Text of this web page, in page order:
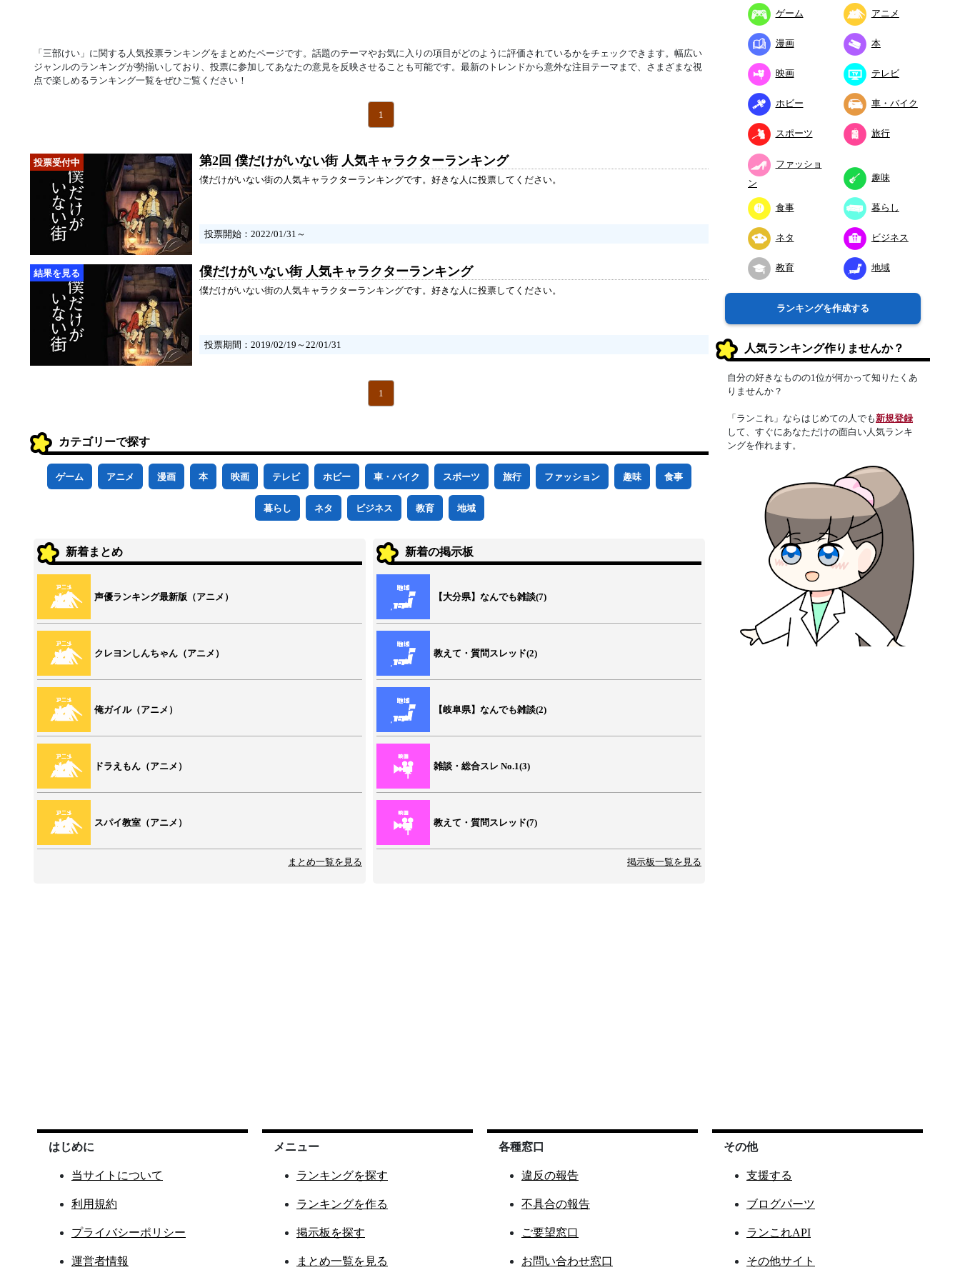
「三部けい」に関する人気投票ランキングをまとめたページです。話題のテーマやお気に入りの項目がどのように評価されているかをチェックできます。幅広い
ジャンルのランキングが勢揃いしており、投票に参加してあなたの意見を反映させることも可能です。最新のトレンドから意外な注目テーマまで、さまざまな視
点で楽しめるランキング一覧をぜひご覧ください！
1
第2回 僕だけがいない街 人気キャラクターランキング
僕だけがいない街の人気キャラクターランキングです。好きな人に投票してください。
投票開始：2022/01/31～
僕だけがいない街 人気キャラクターランキング
僕だけがいない街の人気キャラクターランキングです。好きな人に投票してください。
投票期間：2019/02/19～22/01/31
1
カテゴリーで探す
ゲーム アニメ 漫画 本 映画 テレビ ホビー 車・バイク スポーツ 旅行 ファッション 趣味 食事
暮らし ネタ ビジネス 教育 地域
新着まとめ
声優ランキング最新版（アニメ）
クレヨンしんちゃん（アニメ）
俺ガイル（アニメ）
ドラえもん（アニメ）
スパイ教室（アニメ）
まとめ一覧を見る
新着の掲示板
【大分県】なんでも雑談(7)
教えて・質問スレッド(2)
【岐阜県】なんでも雑談(2)
雑談・総合スレ No.1(3)
教えて・質問スレッド(7)
掲示板一覧を見る
ゲーム アニメ
漫画 本
映画 テレビ
ホビー 車・バイク
スポーツ 旅行
ファッショ
ン
趣味
食事 暮らし
ネタ ビジネス
教育 地域
ランキングを作成する
人気ランキング作りませんか？
自分の好きなものの1位が何かって知りたくあ
りませんか？
「ランこれ」ならはじめての人でも新規登録
して、すぐにあなただけの面白い人気ランキ
ングを作れます。
はじめに
当サイトについて
利用規約
プライバシーポリシー
運営者情報
メニュー
ランキングを探す
ランキングを作る
掲示板を探す
まとめ一覧を見る
各種窓口
違反の報告
不具合の報告
ご要望窓口
お問い合わせ窓口
その他
支援する
ブログパーツ
ランこれAPI
その他サイト